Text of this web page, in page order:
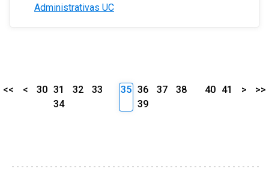
Administrativas UC
<< < 30 31 32
33
34
35 36 37
38
39
40 41 > >>